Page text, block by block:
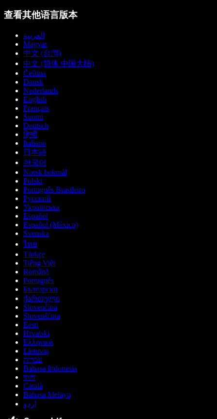
查看其他语言版本
العربية
Magyar
中文 (台灣)
中文 (简体 中国大陆)
Čeština
Dansk
Nederlands
English
Français
Suomi
Deutsch
हिन्दी
Italiano
日本語
한국어
Norsk bokmål
Polski
Português Brasileiro
Русский
Українська
Español
Español (México)
Svenska
ไทย
Türkçe
Tiếng Việt
Română
Português
Български
ქართული
Slovenčina
Slovenščina
Eesti
Hrvatski
Ελληνικά
Lietuvių
עברית
Bahasa Indonesia
বাংলা
Català
Bahasa Melayu
اردو